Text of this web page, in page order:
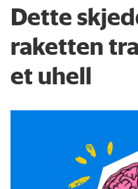
Dette
raketten
et uhell